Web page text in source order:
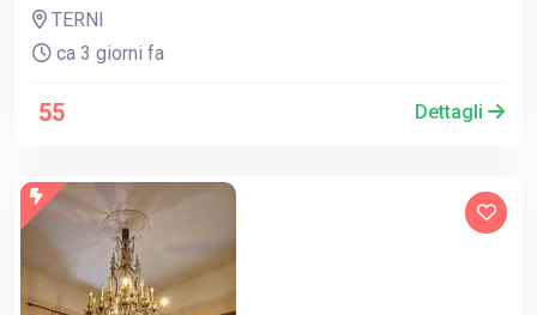
TERNI
ca 3 giorni fa
55 Dettagli